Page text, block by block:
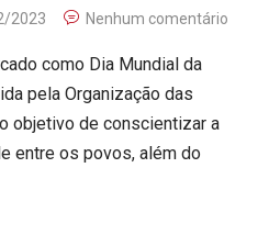
2023 Nenhum comentário
como Dia Mundial da
pela Organização das
objetivo de conscientizar a
entre os povos, além do